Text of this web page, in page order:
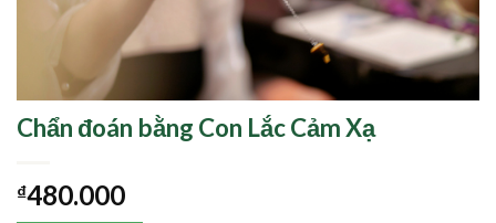
Chẩn đoán bằng Con Lắc Cảm Xạ
₫480.000